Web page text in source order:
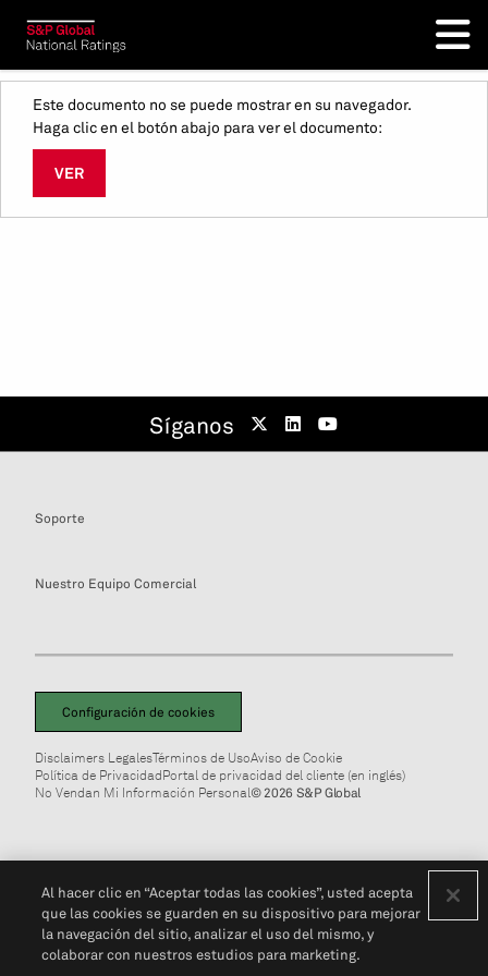
Este documento no se puede mostrar en su navegador.
Haga clic en el botón abajo para ver el documento:
VER
Síganos
Soporte
Nuestro Equipo Comercial
Configuración de cookies
Disclaimers LegalesTérminos de UsoAviso de Cookie
Política de PrivacidadPortal de privacidad del cliente (en inglés)
No Vendan Mi Información Personal© 2026 S&P Global
Al hacer clic en “Aceptar todas las cookies”, usted acepta
que las cookies se guarden en su dispositivo para mejorar
la navegación del sitio, analizar el uso del mismo, y
colaborar con nuestros estudios para marketing.